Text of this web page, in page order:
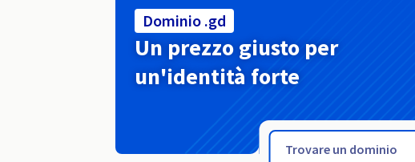
Dominio .gd
Un prezzo giusto per
un'identità forte